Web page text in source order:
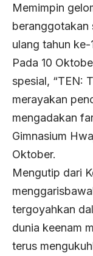
Memimpin
beranggotakan
ulang tahun ke-
Pada 10
spesial, “TEN:
merayakan
mengadakan
Gimnasium
Oktober.
Mengutip dari
tergoyahkan
dunia keenam
terus